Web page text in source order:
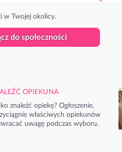
w Twojej okolicy.
do społeczności
OPIEKUNA
znaleźć opiekę? Ogłoszenie,
właściwych opiekunów
uwagę podczas wyboru.